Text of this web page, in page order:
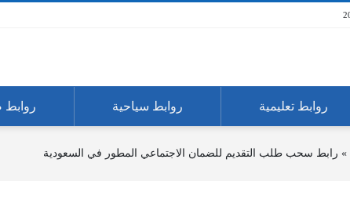
روابط تعليمية روابط سياحية روابط
» رابط سحب طلب التقديم للضمان الاجتماعي المطور في السعودية